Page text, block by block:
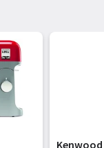
Kenwood